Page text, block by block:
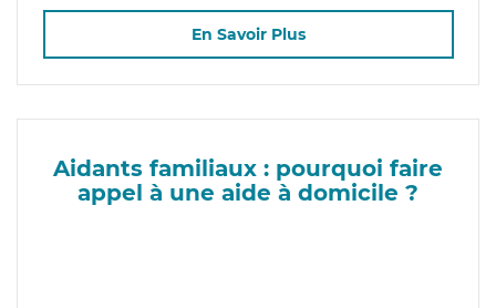
En Savoir Plus
Aidants familiaux : pourquoi faire
appel à une aide à domicile ?